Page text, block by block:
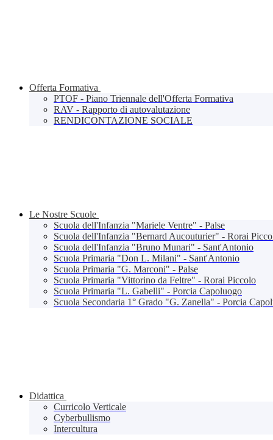
Offerta Formativa
PTOF - Piano Triennale dell'Offerta Formativa
RAV - Rapporto di autovalutazione
RENDICONTAZIONE SOCIALE
Le Nostre Scuole
Scuola dell'Infanzia "Mariele Ventre" - Palse
Scuola dell'Infanzia "Bernard Aucouturier" - Rorai
Scuola dell'Infanzia "Bruno Munari" - Sant'Antonio
Scuola Primaria "Don L. Milani" - Sant'Antonio
Scuola Primaria "G. Marconi" - Palse
Scuola Primaria "Vittorino da Feltre" - Rorai Piccolo
Scuola Primaria "L. Gabelli" - Porcia Capoluogo
Scuola Secondaria 1° Grado "G. Zanella" - Porcia
Didattica
Curricolo Verticale
Cyberbullismo
Intercultura